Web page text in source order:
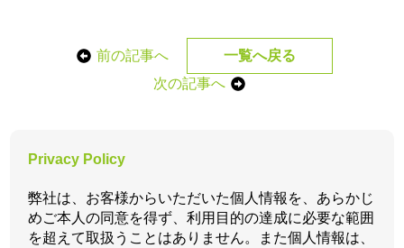
前の記事へ
一覧へ戻る
次の記事へ
Privacy Policy
弊社は、お客様からいただいた個人情報を、あらかじ
めご本人の同意を得ず、利用目的の達成に必要な範囲
を超えて取扱うことはありません。また個人情報は、